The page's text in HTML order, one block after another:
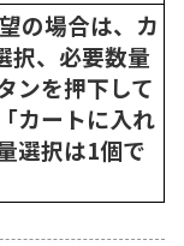
の場合は、カ
択、必要数量
ンを押下して
カートに入れ
選択は1個で